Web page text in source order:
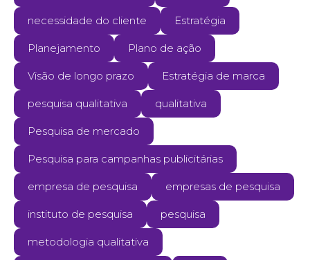
necessidade do cliente Estratégia
Planejamento Plano de ação
Visão de longo prazo Estratégia de marca
pesquisa qualitativa qualitativa
Pesquisa de mercado
Pesquisa para campanhas publicitárias
empresa de pesquisa empresas de pesquisa
instituto de pesquisa pesquisa
metodologia qualitativa